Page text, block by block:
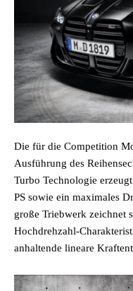
Die für die Competition
Ausführung des
Turbo Technologie
PS sowie ein maximales
große Triebwerk zeichnet
Hochdrehzahl-
anhaltende lineare